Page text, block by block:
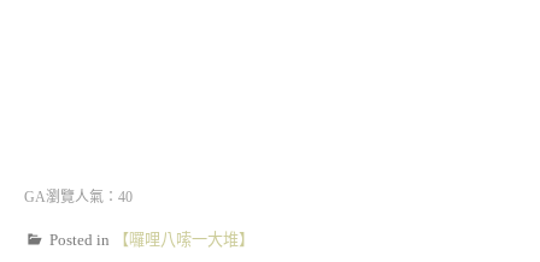
GA瀏覽人氣：40
Posted in 【囉哩八嗦一大堆】